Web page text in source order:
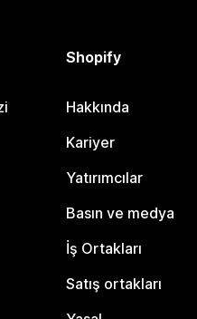
Shopify
Hakkında
Kariyer
Yatırımcılar
Basın ve medya
İş Ortakları
Satış ortakları